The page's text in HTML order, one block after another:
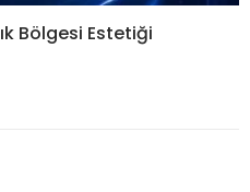
Bölgesi Estetiği